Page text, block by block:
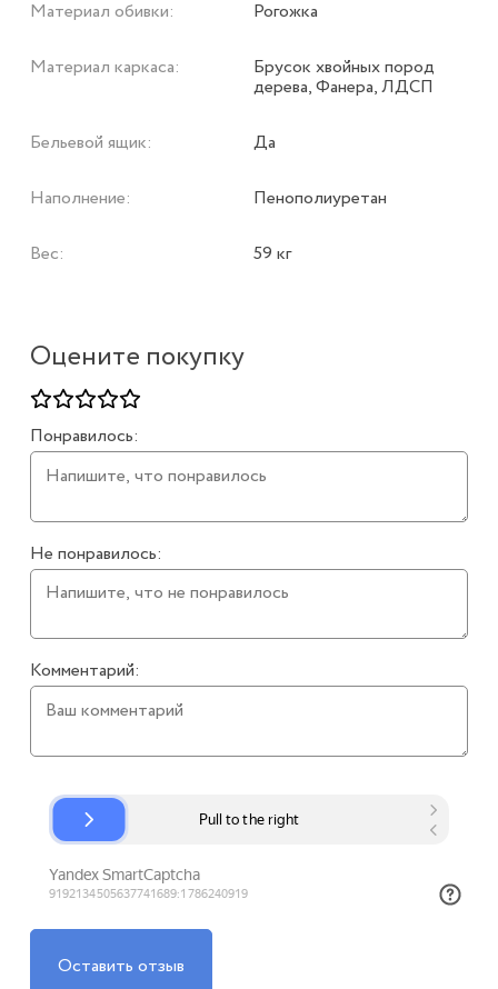
Оцените покупку
Понравилось:
Не понравилось:
Комментарий:
Оставить отзыв
Материал обивки: Рогожка
Материал каркаса: Брусок хвойных пород
дерева, Фанера, ЛДСП
Бельевой ящик: Да
Наполнение: Пенополиуретан
Вес: 59 кг